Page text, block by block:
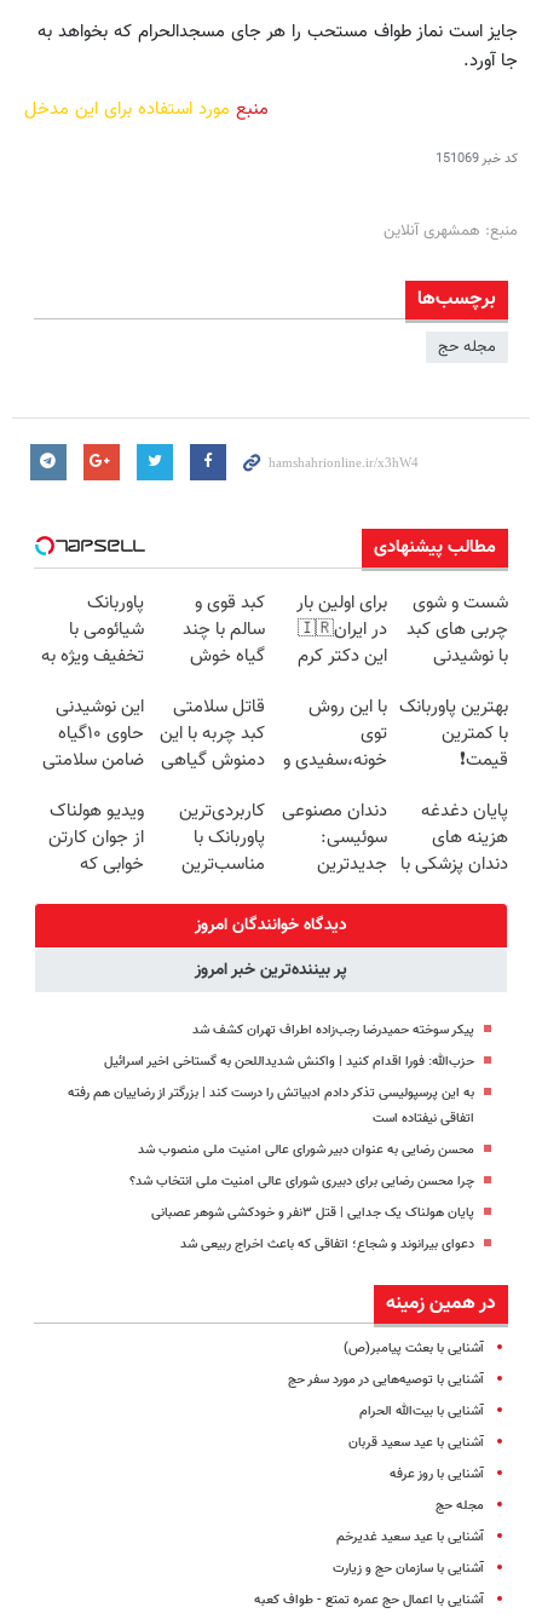
جایز است نماز طواف مستحب را هر جاى مسجدالحرام که بخواهد به
جا آورد.
منبع مورد استفاده برای این مدخل
کد خبر151069
منبع: همشهری آنلاین
برچسب‌ها
مجله حج
مطالب پیشنهادی
شست و شوی
چربی های کبد
با نوشیدنی
برای اولین بار
در ایران🇮🇷
این دکتر کرم
روزه ساخت!
کبد قوی و
سالم با چند
گیاه خوش
پاوربانک
شیائومی با
تخفیف ویژه به
بهترین پاوربانک
با کمترین
قیمت❗
با این روش
توی
خونه،سفیدی و
برگردون
(40%off)
قاتل سلامتی
کبد چربه با این
دمنوش گیاهی
این نوشیدنی
حاوی ۱۰گیاه
ضامن سلامتی
خرید با تخفیف
پایان دغدغه
هزینه های
دندان پزشکی با
دندان مصنوعی
سوئیسی:
جدیدترین
سبک و مقاوم |
پرداخت قسطی
کاربردی‌ترین
پاوربانک با
مناسب‌ترین
ویدیو هولناک
از جوان کارتن
خوابی که
دیدگاه خوانندگان امروز
پر بیننده‌ترین خبر امروز
پیکر سوخته حمیدرضا رجب‌زاده اطراف تهران کشف شد
حزب‌الله: فورا اقدام کنید | واکنش شدیداللحن به گستاخی اخیر اسرائیل
به این پرسپولیسی تذکر دادم ادبیاتش را درست کند | بزرگتر از رضاییان هم رفته
اتفاقی نیفتاده است
محسن رضایی به عنوان دبیر شورای عالی امنیت ملی منصوب شد
چرا محسن رضایی برای دبیری شورای عالی امنیت ملی انتخاب شد؟
پایان هولناک یک جدایی | قتل ۳نفر و خودکشی شوهر عصبانی
دعوای بیرانوند و شجاع؛ اتفاقی که باعث اخراج ربیعی شد
در همین زمینه
آشنایی با بعثت پیامبر(ص)
آشنایی با توصیه‌هایی در مورد سفر حج
آشنایی با بیت‌الله ‌الحرام
آشنایی با عید سعید قربان
آشنایی با روز عرفه
مجله حج
آشنایی با عید سعید غدیرخم
آشنایی با سازمان حج و زیارت
آشنایی با اعمال حج عمره تمتع - طواف کعبه